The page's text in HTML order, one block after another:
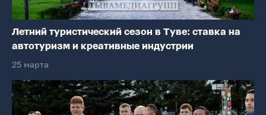
Летний туристический сезон в Туве: ставка на
автотуризм и креативные индустрии
25 марта